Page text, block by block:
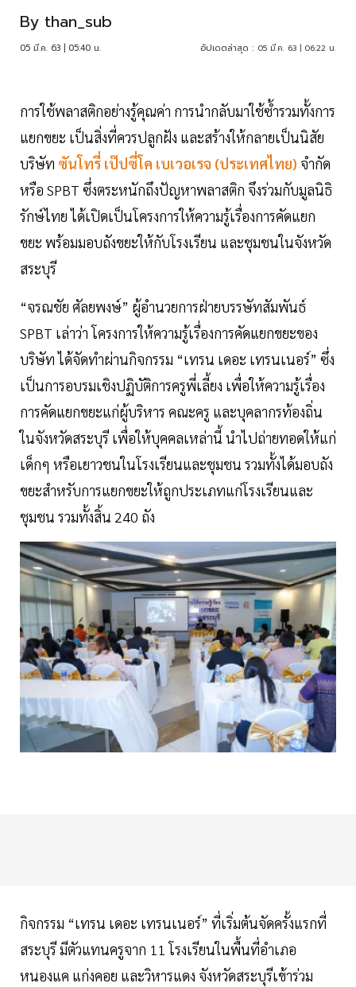
By than_sub
05 มี.ค. 63 | 05:40 น. อัปเดตล่าสุด : 05 มี.ค. 63 | 06:22 น.
การใช้พลาสติกอย่างรู้คุณค่า การนำกลับมาใช้ซ้ำรวมทั้งการ
แยกขยะ เป็นสิ่งที่ควรปลูกฝัง และสร้างให้กลายเป็นนิสัย
บริษัท ซันโทรี่ เป๊ปซี่โค เบเวอเรจ (ประเทศไทย) จำกัด
หรือ SPBT ซึ่งตระหนักถึงปัญหาพลาสติก จึงร่วมกับมูลนิธิ
รักษ์ไทย ได้เปิดเป็นโครงการให้ความรู้เรื่องการคัดแยก
ขยะ พร้อมมอบถังขยะให้กับโรงเรียน และชุมชนในจังหวัด
สระบุรี
“จรณชัย ศัลยพงษ์” ผู้อำนวยการฝ่ายบรรษัทสัมพันธ์
SPBT เล่าว่า โครงการให้ความรู้เรื่องการคัดแยกขยะของ
บริษัท ได้จัดทำผ่านกิจกรรม “เทรน เดอะ เทรนเนอร์” ซึ่ง
เป็นการอบรมเชิงปฏิบัติการครูพี่เลี้ยง เพื่อให้ความรู้เรื่อง
การคัดแยกขยะแก่ผู้บริหาร คณะครู และบุคลากรท้องถิ่น
ในจังหวัดสระบุรี เพื่อให้บุคคลเหล่านี้ นำไปถ่ายทอดให้แก่
เด็กๆ หรือเยาวชนในโรงเรียนและชุมชน รวมทั้งได้มอบถัง
ขยะสำหรับการแยกขยะให้ถูกประเภทแก่โรงเรียนและ
ชุมชน รวมทั้งสิ้น 240 ถัง
กิจกรรม “เทรน เดอะ เทรนเนอร์” ที่เริ่มต้นจัดครั้งแรกที่
สระบุรี มีตัวแทนครูจาก 11 โรงเรียนในพื้นที่อำเภอ
หนองแค แก่งคอย และวิหารแดง จังหวัดสระบุรีเข้าร่วม